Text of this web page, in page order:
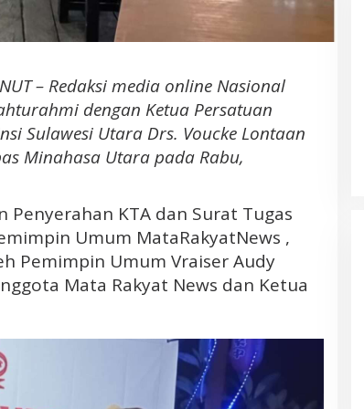
– Redaksi media online Nasional
dengan Ketua Persatuan
Sulawesi Utara Drs. Voucke Lontaan
Minahasa Utara pada Rabu,
KTA dan Surat Tugas
Umum MataRakyatNews ,
Pemimpin Umum Vraiser Audy
Mata Rakyat News dan Ketua
Daerah Kepulauan
Bolmong. Pemerhati LIN; Diduga
Akibat Aktivitas Deforestasi
Perusahaan Tambang PT. JRBM
dan Penambangan Liar